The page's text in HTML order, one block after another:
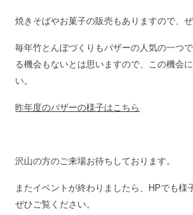
焼きそばやお菓子の販売もありますので、
毎年竹とんぼづくりもバザーの人気の一つ
る機会もないとは思いますので、この機会
い。
昨年度のバザーの様子はこちら
沢山の方のご来場お待ちしております。
またイベントが終わりましたら、HPでも様
ぜひご覧ください。